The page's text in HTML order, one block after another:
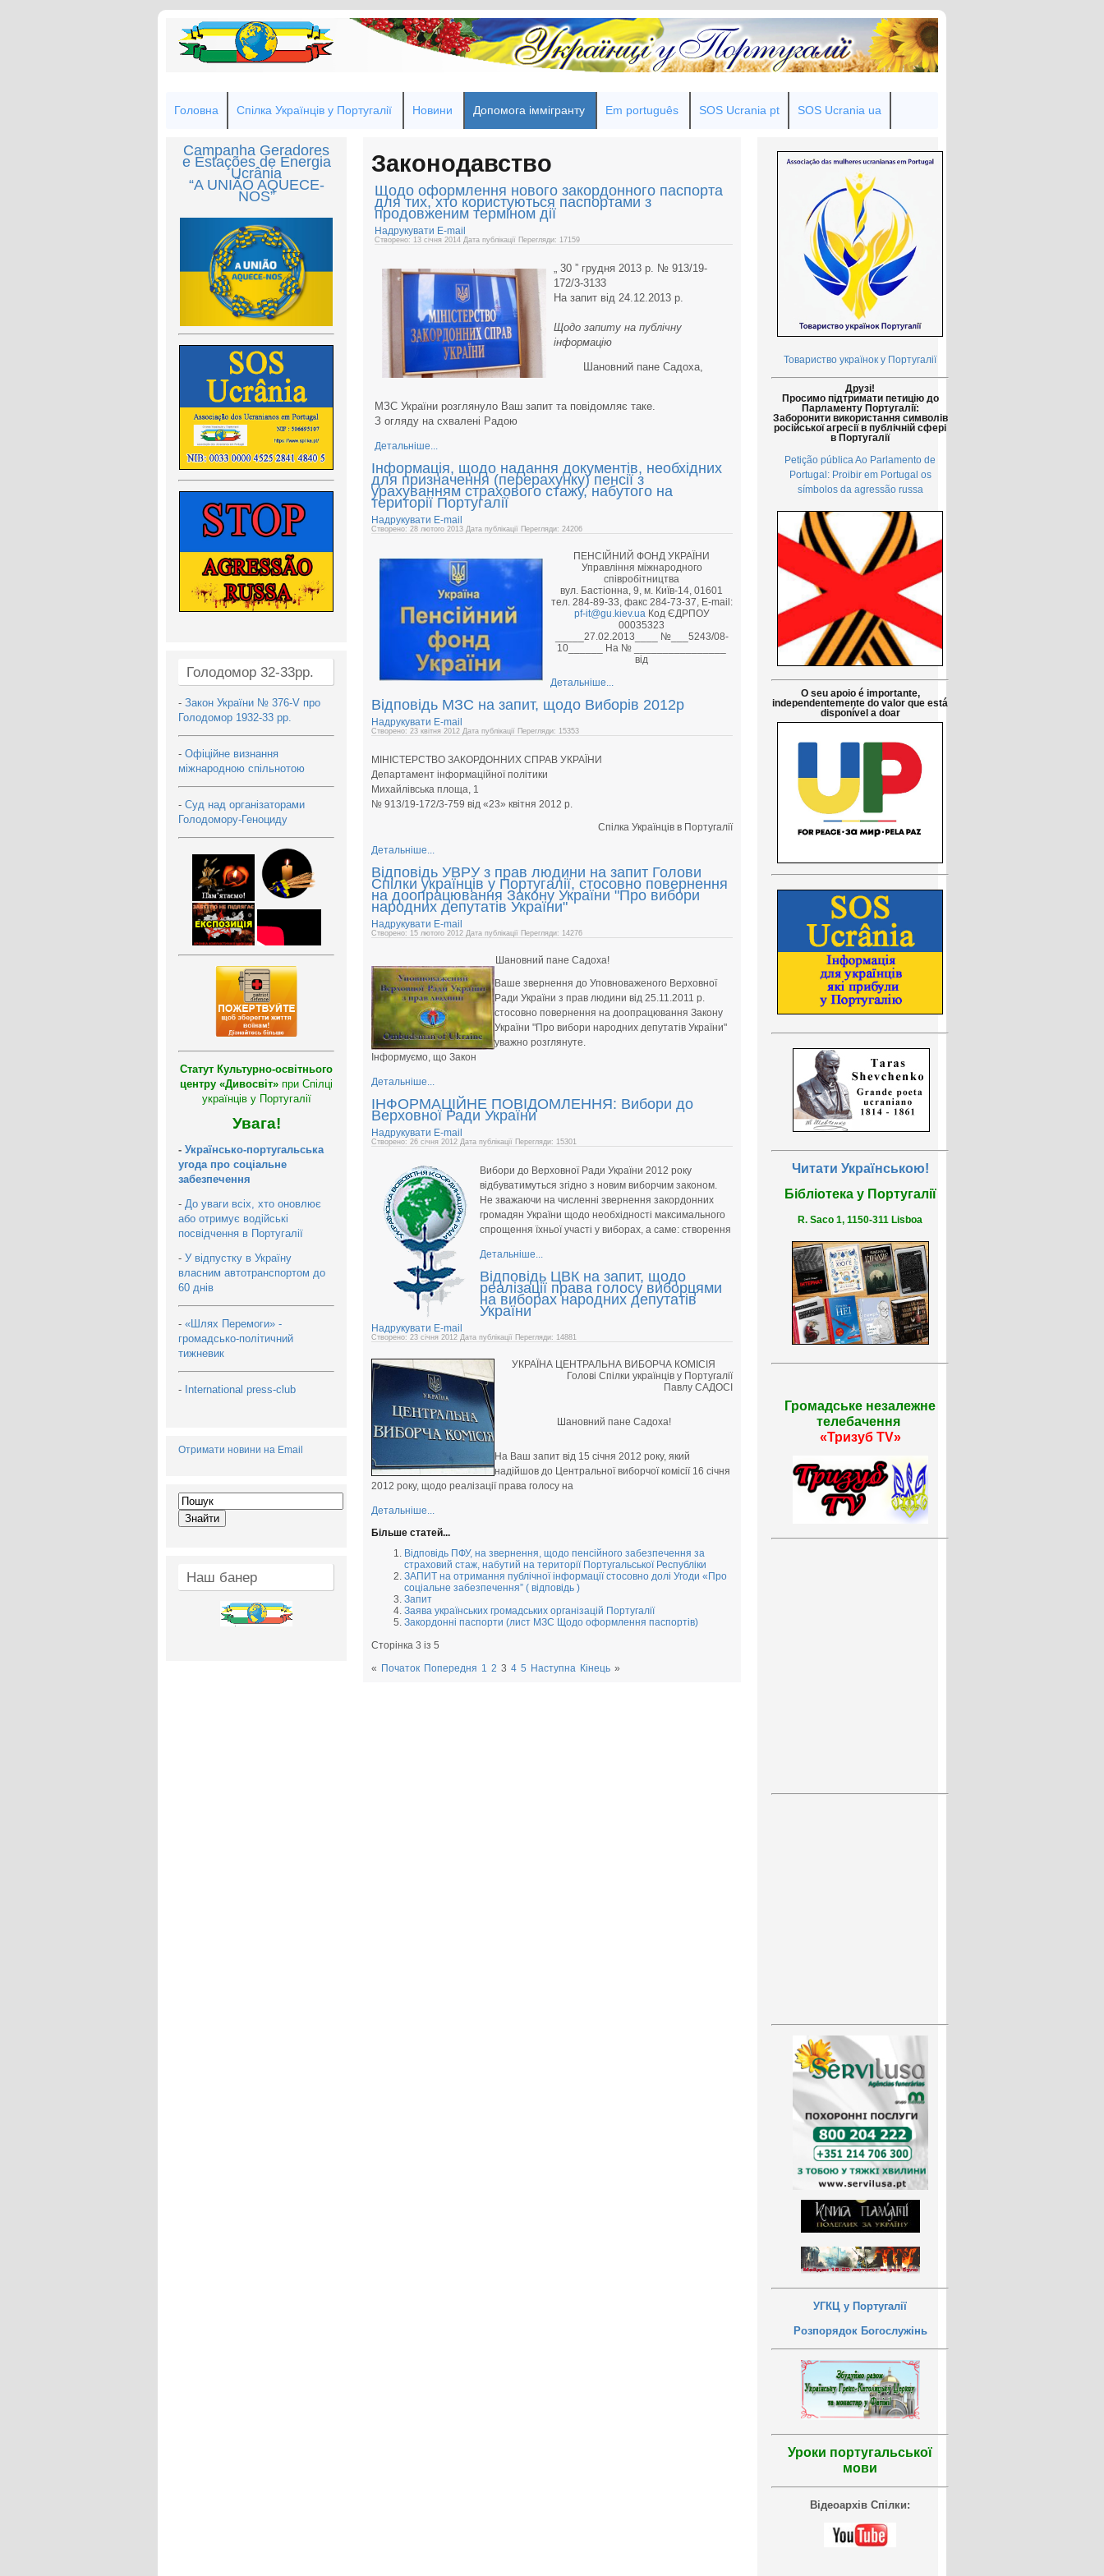
Головна Спілка Українців у Португалії Новини Допомога іммігранту Em português SOS Ucrania pt SOS Ucrania ua
Campanha Geradores
e Estações de Energia
Ucrânia
“A UNIÃO AQUECE-
NOS”
Голодомор 32-33рр.
- Закон України № 376-V про
Голодомор 1932-33 рр.
- Офіційне визнання
міжнародною спільнотою
- Суд над організаторами
Голодомору-Геноциду
Статут Культурно-освітнього
центру «Дивосвіт» при Спілці
українців у Португалії
Увага!
- Українсько-португальська
угода про соціальне
забезпечення
- До уваги всіх, хто оновлює
або отримує водійські
посвідчення в Португалії
- У відпустку в Україну
власним автотранспортом до
60 днів
- «Шлях Перемоги» -
громадсько-політичний
тижневик
- International press-club
Отримати новини на Email
Наш банер
Законодавство
Щодо оформлення нового закордонного паспорта
для тих, хто користуються паспортами з
продовженим терміном дії
Надрукувати E-mail
Створено: 13 січня 2014 Дата публікації Перегляди: 17159
„ 30 ” грудня 2013 р. № 913/19-
172/3-3133
На запит від 24.12.2013 р.
Щодо запиту на публічну
інформацію
Шановний пане Садоха,
МЗС України розглянуло Ваш запит та повідомляє таке.
З огляду на схвалені Радою
Детальніше...
Інформація, щодо надання документів, необхідних
для призначення (перерахунку) пенсії з
урахуванням страхового стажу, набутого на
території Португалії
Надрукувати E-mail
Створено: 28 лютого 2013 Дата публікації Перегляди: 24206
ПЕНСІЙНИЙ ФОНД УКРАЇНИ
Управління міжнародного
співробітництва
вул. Бастіонна, 9, м. Київ-14, 01601
тел. 284-89-33, факс 284-73-37, E-mail:
pf-it@gu.kiev.ua Код ЄДРПОУ
00035323
_____27.02.2013____ №___5243/08-
10______ На № ________________
від
Детальніше...
Відповідь МЗС на запит, щодо Виборів 2012р
Надрукувати E-mail
Створено: 23 квітня 2012 Дата публікації Перегляди: 15353
МІНІСТЕРСТВО ЗАКОРДОННИХ СПРАВ УКРАЇНИ
Департамент інформаційної політики
Михайлівська площа, 1
№ 913/19-172/3-759 від «23» квітня 2012 р.
Спілка Українців в Португалії
Детальніше...
Відповідь УВРУ з прав людини на запит Голови
Спілки українців у Португалії, стосовно повернення
на доопрацювання Закону України "Про вибори
народних депутатів України"
Надрукувати E-mail
Створено: 15 лютого 2012 Дата публікації Перегляди: 14276
Шановний пане Садоха!
Ваше звернення до Уповноваженого Верховної
Ради України з прав людини від 25.11.2011 p.
стосовно повернення на доопрацювання Закону
України "Про вибори народних депутатів України"
уважно розглянуте.
Інформуємо, що Закон
Детальніше...
ІНФОРМАЦІЙНЕ ПОВІДОМЛЕННЯ: Вибори до
Верховної Ради України
Надрукувати E-mail
Створено: 26 січня 2012 Дата публікації Перегляди: 15301
Вибори до Верховної Ради України 2012 року
відбуватимуться згідно з новим виборчим законом.
Не зважаючи на численні звернення закордонних
громадян України щодо необхідності максимального
спрощення їхньої участі у виборах, а саме: створення
Детальніше...
Відповідь ЦВК на запит, щодо
реалізації права голосу виборцями
на виборах народних депутатів
України
Надрукувати E-mail
Створено: 23 січня 2012 Дата публікації Перегляди: 14881
УКРАЇНА ЦЕНТРАЛЬНА ВИБОРЧА КОМІСІЯ
Голові Спілки українців у Португалії
Павлу САДОСІ
Шановний пане Садоха!
Ha Ваш запит від 15 січня 2012 року, який
надійшов до Центральної виборчої комісії 16 січня
2012 року, щодо реалізації права голосу на
Детальніше...
Більше статей...
Відповідь ПФУ, на звернення, щодо пенсійного забезпечення за
страховий стаж, набутий на території Португальської Республіки
ЗАПИТ на отримання публічної інформації стосовно долі Угоди «Про
соціальне забезпечення” ( відповідь )
Запит
Заява українських громадських організацій Португалії
Закордонні паспорти (лист МЗС Щодо оформлення паспортів)
Сторінка 3 із 5
« Початок Попередня 1 2 3 4 5 Наступна Кінець »
Товариство українок у Португалії
Друзі!
Просимо підтримати петицію до
Парламенту Португалії:
Заборонити використання символів
російської агресії в публічній сфері
в Португалії
Petição pública Ao Parlamento de
Portugal: Proibir em Portugal os
símbolos da agressão russa
O seu apoio é importante,
independentemente do valor que está
disponível a doar
Читати Українською!
Бібліотека у Португалії
R. Saco 1, 1150-311 Lisboa
Громадське незалежне
телебачення
«Тризуб TV»
УГКЦ у Португалії
Розпорядок Богослужінь
Уроки португальської
мови
Відеоархів Спілки: